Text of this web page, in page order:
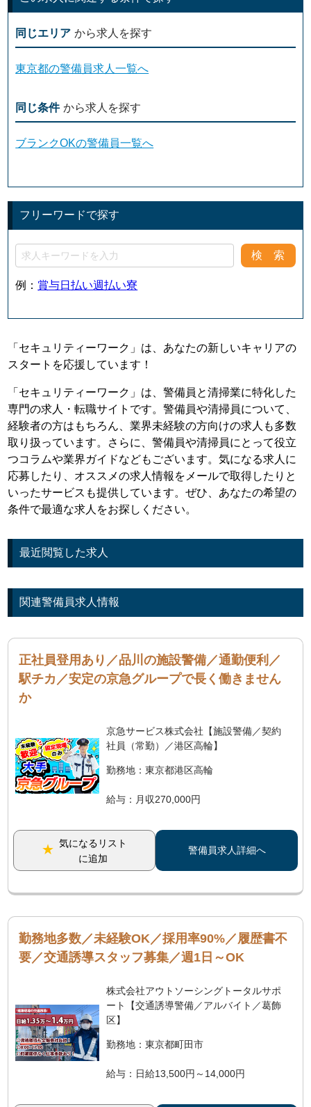
同じエリア から求人を探す
東京都の警備員求人一覧へ
同じ条件 から求人を探す
ブランクOKの警備員一覧へ
フリーワードで探す
例： 賞与日払い週払い寮
「セキュリティーワーク」は、あなたの新しいキャリアの
スタートを応援しています！
「セキュリティーワーク」は、警備員と清掃業に特化した
専門の求人・転職サイトです。警備員や清掃員について、
経験者の方はもちろん、業界未経験の方向けの求人も多数
取り扱っています。さらに、警備員や清掃員にとって役立
つコラムや業界ガイドなどもございます。気になる求人に
応募したり、オススメの求人情報をメールで取得したりと
いったサービスも提供しています。ぜひ、あなたの希望の
条件で最適な求人をお探しください。
最近閲覧した求人
関連警備員求人情報
正社員登用あり／品川の施設警備／通勤便利／
駅チカ／安定の京急グループで長く働きません
か
京急サービス株式会社【施設警備／契約
社員（常勤）／港区高輪】
勤務地：東京都港区高輪
給与：月収270,000円
気になるリスト
に追加
警備員求人詳細へ
勤務地多数／未経験OK／採用率90%／履歴書不
要／交通誘導スタッフ募集／週1日～OK
株式会社アウトソーシングトータルサポ
ート【交通誘導警備／アルバイト／葛飾
区】
勤務地：東京都町田市
給与：日給13,500円～14,000円